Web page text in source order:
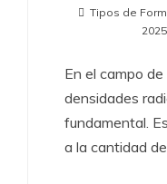
Tipos de
2025
En el campo
densidades
fundamental.
a la cantidad